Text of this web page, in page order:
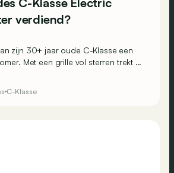
verdiend?
zijn 30+ jaar oude C-Klasse een
Met een grille vol sterren trekt hij
C-Klasse